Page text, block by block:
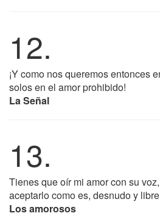
12.
¡Y como nos queremos entonces
solos en el amor prohibido!
La Señal
13.
Tienes que oír mi amor con su
aceptarlo como es, desnudo y
Los amorosos